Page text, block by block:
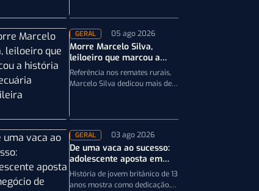
Expointer 2026
GERAL 05 ago 2026
Morre Marcelo Silva,
leiloeiro que marcou a
história da pecuária
brasileira
Referência nos remates rurais,
Marcelo Silva dedicou mais de
Crioulos,…
GERAL 03 ago 2026
De uma vaca ao sucesso:
adolescente aposta em
negócio de laticínios
História de jovem britânico de 13
anos mostra como dedicação,